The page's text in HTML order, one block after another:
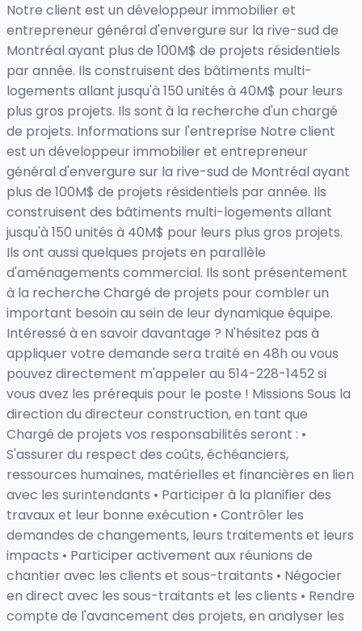
Notre client est un développeur immobilier et
entrepreneur général d'envergure sur la rive-sud de
Montréal ayant plus de 100M$ de projets résidentiels
par année. Ils construisent des bâtiments multi-
logements allant jusqu'à 150 unités à 40M$ pour leurs
plus gros projets. Ils sont à la recherche d'un chargé
de projets. Informations sur l'entreprise Notre client
est un développeur immobilier et entrepreneur
général d'envergure sur la rive-sud de Montréal ayant
plus de 100M$ de projets résidentiels par année. Ils
construisent des bâtiments multi-logements allant
jusqu'à 150 unités à 40M$ pour leurs plus gros projets.
Ils ont aussi quelques projets en parallèle
d'aménagements commercial. Ils sont présentement
à la recherche Chargé de projets pour combler un
important besoin au sein de leur dynamique équipe.
Intéressé à en savoir davantage ? N'hésitez pas à
appliquer votre demande sera traité en 48h ou vous
pouvez directement m'appeler au 514-228-1452 si
vous avez les prérequis pour le poste ! Missions Sous la
direction du directeur construction, en tant que
Chargé de projets vos responsabilités seront : •
S'assurer du respect des coûts, échéanciers,
ressources humaines, matérielles et financières en lien
avec les surintendants • Participer à la planifier des
travaux et leur bonne exécution • Contrôler les
demandes de changements, leurs traitements et leurs
impacts • Participer activement aux réunions de
chantier avec les clients et sous-traitants • Négocier
en direct avec les sous-traitants et les clients • Rendre
compte de l'avancement des projets, en analyser les